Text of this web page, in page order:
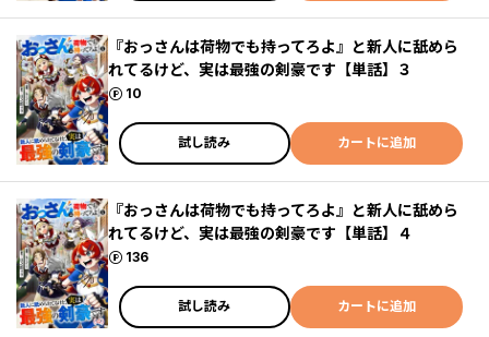
『おっさんは荷物でも持ってろよ』と新人に舐めら
れてるけど、実は最強の剣豪です【単話】３
10
ポイント
試し読み カートに追加
『おっさんは荷物でも持ってろよ』と新人に舐めら
れてるけど、実は最強の剣豪です【単話】４
136
ポイント
試し読み カートに追加